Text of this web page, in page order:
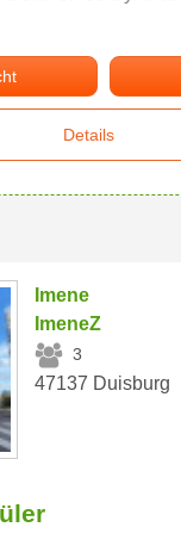
Details
Imene
ImeneZ
3
47137 Duisburg